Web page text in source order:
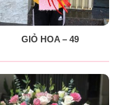
GIỎ HOA – 49